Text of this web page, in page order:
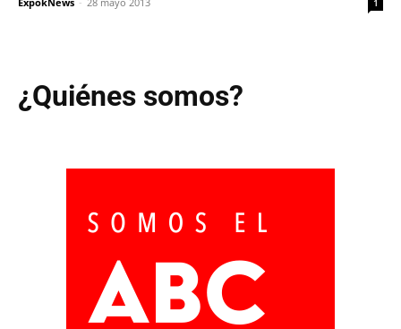
¿Quiénes somos?